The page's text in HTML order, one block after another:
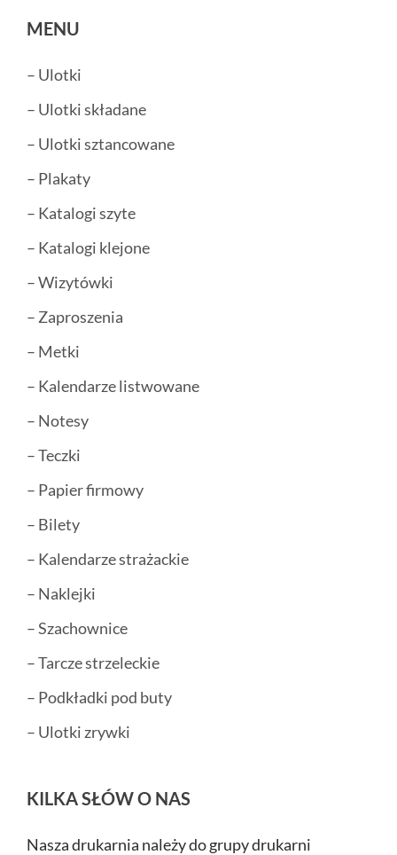
MENU
– Ulotki
– Ulotki składane
– Ulotki sztancowane
– Plakaty
– Katalogi szyte
– Katalogi klejone
– Wizytówki
– Zaproszenia
– Metki
– Kalendarze listwowane
– Notesy
– Teczki
– Papier firmowy
– Bilety
– Kalendarze strażackie
– Naklejki
– Szachownice
– Tarcze strzeleckie
– Podkładki pod buty
– Ulotki zrywki
KILKA SŁÓW O NAS
Nasza drukarnia należy do grupy drukarni